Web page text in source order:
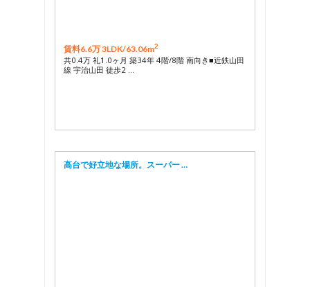
賃料6.6万 3LDK/63.06m2
共0.4万 礼1.0ヶ月 築34年 4階/8階 南向き■近鉄山田
線 宇治山田 徒歩2 …
高台で好立地な場所。スーパー …